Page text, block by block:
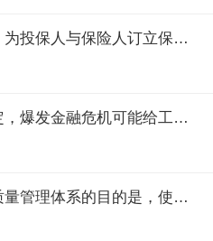
[单选] 基于投保人的利益，为投保人与保险人订立保险合同提供中介服务，并依法收取佣金的单位是（）。
[单选] 由于经济状况不稳定，爆发金融危机可能给工程咨询单位带来的风险属于（）。
[单选] 建立工程咨询单位质量管理体系的目的是，使咨询质量能满足（）。